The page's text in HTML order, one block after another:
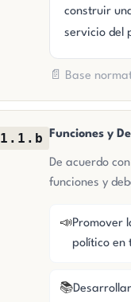
construir
servicio del
📄 Base
1.1.b Funciones y
De acuerdo
funciones y
📣Promover
político en
📚